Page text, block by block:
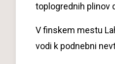
toplogrednih plinov
V finskem mestu
vodi k podnebni